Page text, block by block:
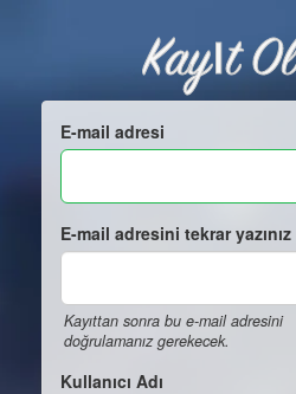
Kayıt Ol
E-mail adresi
E-mail adresini tekrar yazınız
Kayıttan sonra bu e-mail adresini
doğrulamanız gerekecek.
Kullanıcı Adı